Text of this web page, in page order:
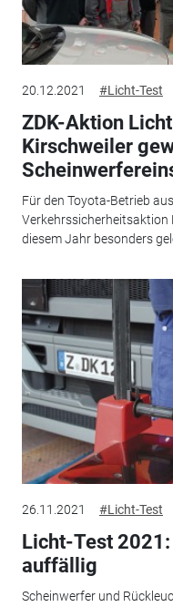
20.12.2021 #Licht-Test
ZDK-Aktion
Kirschweiler
Für den Toyota-Betrieb
Verkehrssicherheitsaktion
diesem Jahr besonders
26.11.2021 #Licht-Test
Licht-Test
auffällig
Scheinwerfer und